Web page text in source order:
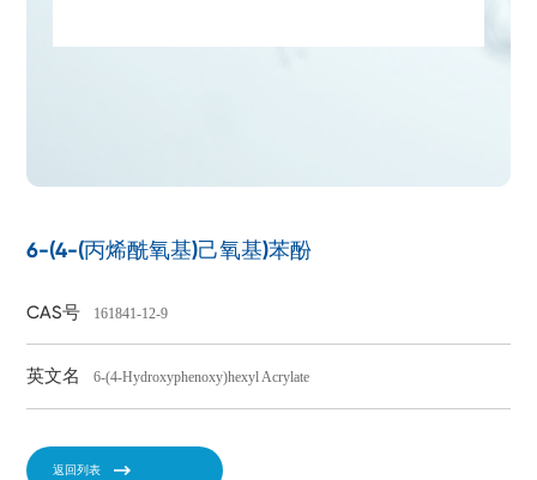
6-(4-(丙烯酰氧基)己氧基)苯酚
CAS号 161841-12-9
英文名 6-(4-Hydroxyphenoxy)hexyl Acrylate
返回列表